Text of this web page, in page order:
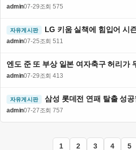
admin07-29조회 575
자유게시판 LG 키움 실책에 힘입어 시
admin07-25조회 511
엔도 준 또 부상 일본 여자축구 허리가
admin07-29조회 413
자유게시판 삼성 롯데전 연패 탈출 성
admin07-27조회 757
1 2 3 4 5